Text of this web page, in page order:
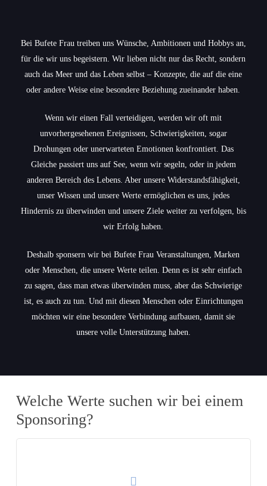
Bei Bufete Frau treiben uns Wünsche, Ambitionen und Hobbys an,
für die wir uns begeistern. Wir lieben nicht nur das Recht, sondern
auch das Meer und das Leben selbst – Konzepte, die auf die eine
oder andere Weise eine besondere Beziehung zueinander haben.
Wenn wir einen Fall verteidigen, werden wir oft mit
unvorhergesehenen Ereignissen, Schwierigkeiten, sogar
Drohungen oder unerwarteten Emotionen konfrontiert. Das
Gleiche passiert uns auf See, wenn wir segeln, oder in jedem
anderen Bereich des Lebens. Aber unsere Widerstandsfähigkeit,
unser Wissen und unsere Werte ermöglichen es uns, jedes
Hindernis zu überwinden und unsere Ziele weiter zu verfolgen, bis
wir Erfolg haben.
Deshalb sponsern wir bei Bufete Frau Veranstaltungen, Marken
oder Menschen, die unsere Werte teilen. Denn es ist sehr einfach
zu sagen, dass man etwas überwinden muss, aber das Schwierige
ist, es auch zu tun. Und mit diesen Menschen oder Einrichtungen
möchten wir eine besondere Verbindung aufbauen, damit sie
unsere volle Unterstützung haben.
Welche Werte suchen wir bei einem
Sponsoring?